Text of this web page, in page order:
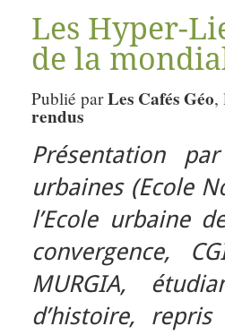
Les Hyper-
de la
Publié parLes Cafés Géo,
rendus
Présentation par
urbaines (Ecole
l’Ecole urbaine
convergence,
MURGIA,
d’histoire,